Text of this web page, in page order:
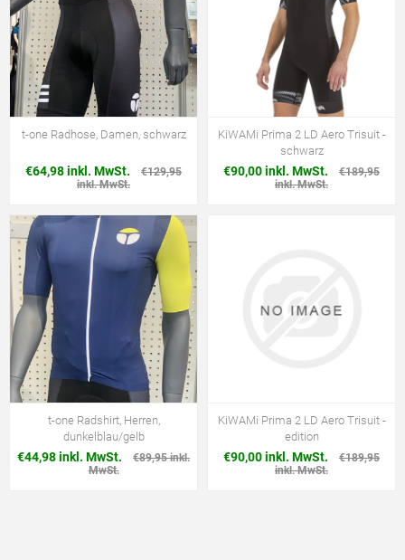
t-one Radhose, Damen, schwarz
€64,98 inkl. MwSt.
€129,95
inkl. MwSt.
KiWAMi Prima 2 LD Aero Trisuit -
schwarz
€90,00 inkl. MwSt.
€189,95
inkl. MwSt.
t-one Radshirt, Herren,
dunkelblau/gelb
€44,98 inkl. MwSt.
€89,95 inkl.
MwSt.
KiWAMi Prima 2 LD Aero Trisuit -
edition
€90,00 inkl. MwSt.
€189,95
inkl. MwSt.